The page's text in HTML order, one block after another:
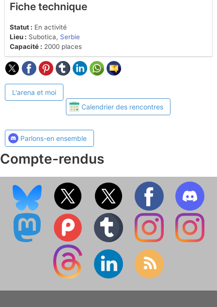
Fiche technique
Statut : En activité
Lieu : Subotica, Serbie
Capacité : 2000 places
L'arena et moi
Calendrier des rencontres
Parlons-en ensemble
Compte-rendus